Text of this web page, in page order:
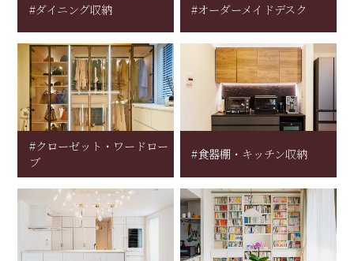
#ダイニング収納 #オーダーメイドデスク
#クローゼット・ワードロー
ブ
#食器棚・キッチン収納